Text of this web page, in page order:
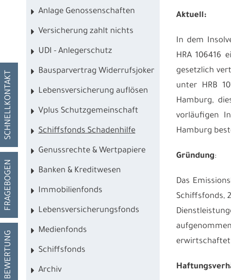
SCHNELLKONTAKT
FRAGEBOGEN
BEWERTUNG
Anlage Genossenschaften
Versicherung zahlt nichts
UDI - Anlegerschutz
Bausparvertrag Widerrufsjoker
Lebensversicherung auflösen
Vplus Schutzgemeinschaft
Schiffsfonds Schadenhilfe
Genussrechte & Wertpapiere
Banken & Kreditwesen
Immobilienfonds
Lebensversicherungsfonds
Medienfonds
Schiffsfonds
Archiv
Aktuell:
In dem
HRA 106416
gesetzlich
unter HRB
Hamburg,
vorläufigen
Hamburg
Gründung:
Das
Schiffsfonds,
erwirtschaftet